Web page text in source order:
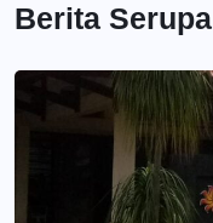
Berita Serupa